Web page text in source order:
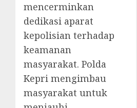
mencerminkan
dedikasi aparat
kepolisian terhadap
keamanan
masyarakat. Polda
Kepri mengimbau
masyarakat untuk